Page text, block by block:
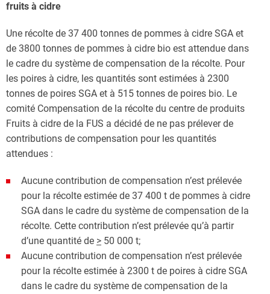
fruits à cidre
Une récolte de 37 400 tonnes de pommes à cidre SGA et
de 3800 tonnes de pommes à cidre bio est attendue dans
le cadre du système de compensation de la récolte. Pour
les poires à cidre, les quantités sont estimées à 2300
tonnes de poires SGA et à 515 tonnes de poires bio. Le
comité Compensation de la récolte du centre de produits
Fruits à cidre de la FUS a décidé de ne pas prélever de
contributions de compensation pour les quantités
attendues :
Aucune contribution de compensation n’est prélevée
pour la récolte estimée de 37 400 t de pommes à cidre
SGA dans le cadre du système de compensation de la
récolte. Cette contribution n’est prélevée qu’à partir
d’une quantité de > 50 000 t;
Aucune contribution de compensation n’est prélevée
pour la récolte estimée à 2300 t de poires à cidre SGA
dans le cadre du système de compensation de la